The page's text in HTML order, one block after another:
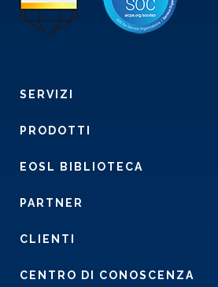
SERVIZI
PRODOTTI
EOSL BIBLIOTECA
PARTNER
CLIENTI
CENTRO DI CONOSCENZA